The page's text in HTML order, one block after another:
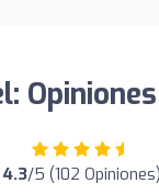
Opiniones
4.3/5 (102 Opiniones)